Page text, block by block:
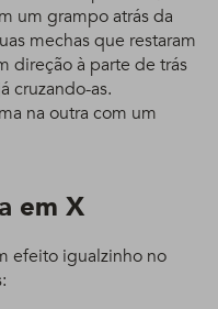
um grampo atrás da
mechas que restaram
direção à parte de trás
cruzando-as.
na outra com um
em X
efeito igualzinho no